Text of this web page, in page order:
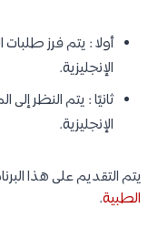
أولا : يتم فرز
الإنجليزية.
ثانيًا : يتم النظر
الإنجليزية.
يتم التقديم على هذا
الطبية.